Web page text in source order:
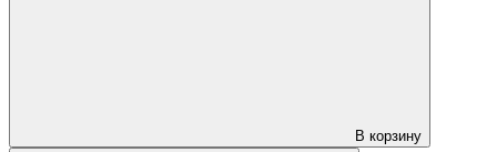
В корзину